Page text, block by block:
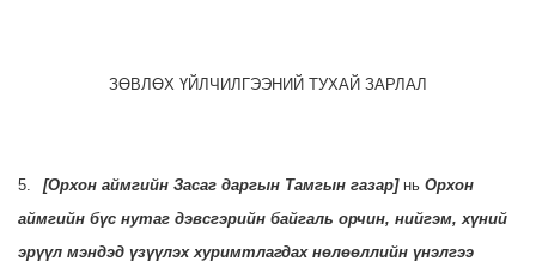
ЗӨВЛӨХ ҮЙЛЧИЛГЭЭНИЙ ТУХАЙ ЗАРЛАЛ
5. [Орхон аймгийн Засаг даргын Тамгын газар] нь Орхон
аймгийн бүс нутаг дэвсгэрийн байгаль орчин, нийгэм, хүний
эрүүл мэндэд үзүүлэх хуримтлагдах нөлөөллийн үнэлгээ